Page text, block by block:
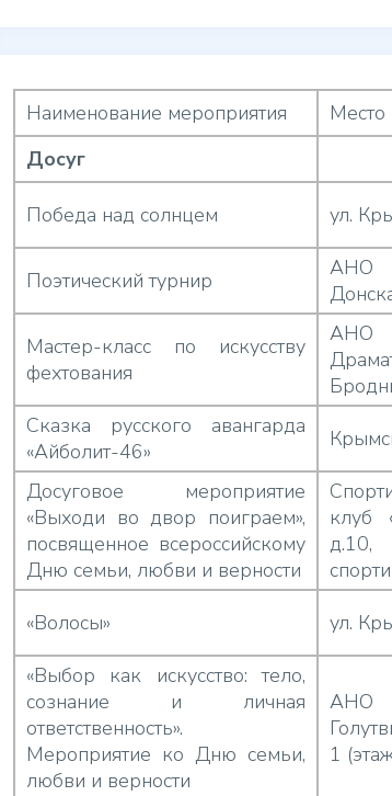
Наименование мероприятия Место
Досуг
Победа над солнцем ул.
Поэтический турнир
АНО
Мастер-класс по искусству
фехтования
Сказка русского авангарда
«Айболит-46»
Досуговое мероприятие
«Выходи во двор поиграем»,
посвященное всероссийскому
Дню семьи, любви и верности
клуб
«Волосы» ул.
«Выбор как искусство: тело,
сознание и личная
ответственность».
Мероприятие ко Дню семьи,
любви и верности
АНО
1